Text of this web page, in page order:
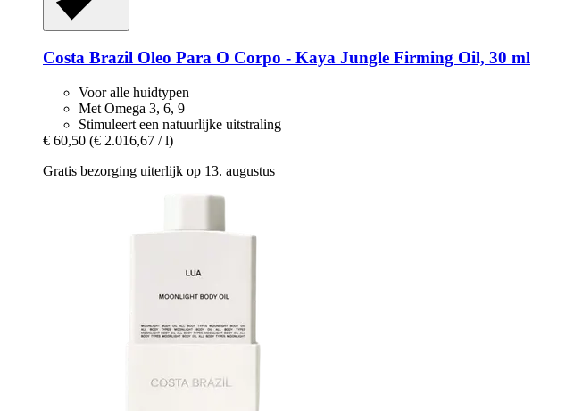
Costa Brazil Oleo Para O Corpo -​ Kaya Jungle Firming Oil, 30 ml
Voor alle huidtypen
Met Omega 3, 6, 9
Stimuleert een natuurlijke uitstraling
€ 60,50 (€ 2.016,67 / l)
Gratis bezorging uiterlijk op 13. augustus